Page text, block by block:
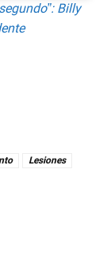
Billy
Lesiones